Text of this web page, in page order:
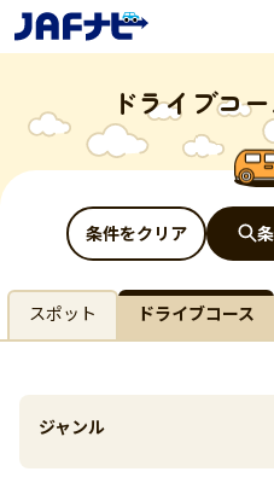
ドライブコ
条件をクリア
スポット ドライブコース
ジャンル